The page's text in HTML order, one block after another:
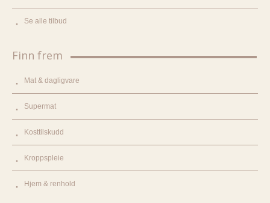
Se alle tilbud
Finn frem
Mat & dagligvare
Supermat
Kosttilskudd
Kroppspleie
Hjem & renhold